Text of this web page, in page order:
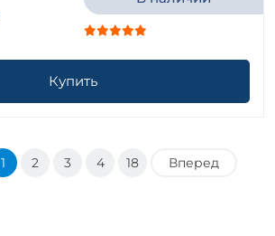
Купить
1 2 3 4 18 Вперед